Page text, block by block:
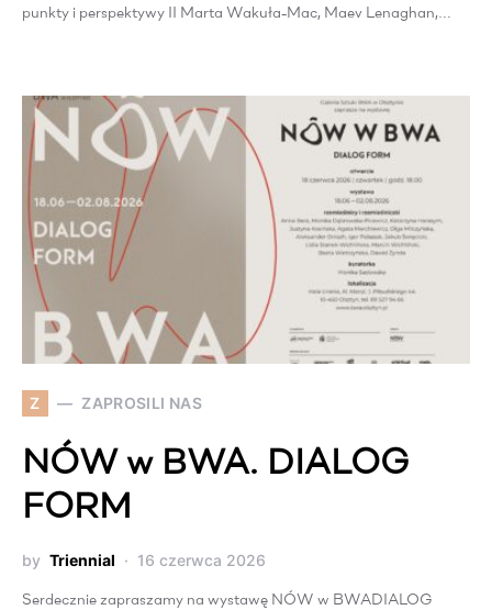
punkty i perspektywy II Marta Wakuła-Mac, Maev Lenaghan,…
Z ZAPROSILI NAS
NÓW w BWA. DIALOG
FORM
by Triennial 16 czerwca 2026
Serdecznie zapraszamy na wystawę NÓW w BWADIALOG